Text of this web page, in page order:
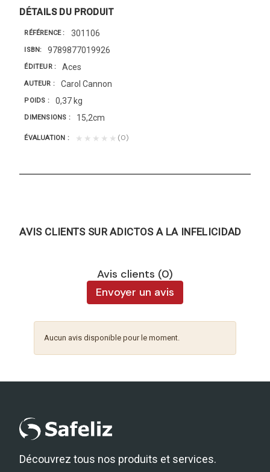
DÉTAILS DU PRODUIT
RÉFÉRENCE 301106
ISBN 9789877019926
ÉDITEUR Aces
AUTEUR Carol Cannon
POIDS 0,37 kg
DIMENSIONS 15,2cm
ÉVALUATION ★★★★★ (0)
AVIS CLIENTS SUR ADICTOS A LA INFELICIDAD
Avis clients (0)
Envoyer un avis
Aucun avis disponible pour le moment.
Découvrez tous nos produits et services.